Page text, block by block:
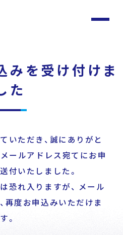
みを受け付けま
た
いただき、誠にありがと
ールアドレス宛てにお申
付いたしました。
恐れ入りますが、 メール
再度お申込みいただけま
。